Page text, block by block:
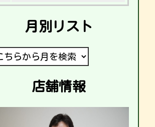
月別リスト
店舗情報